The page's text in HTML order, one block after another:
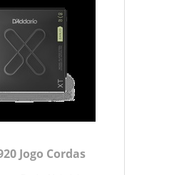
Jogo Cordas